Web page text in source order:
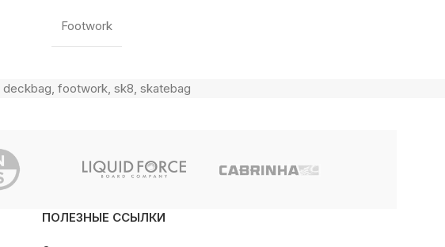
Footwork
deckbag, footwork, sk8, skatebag
ПОЛЕЗНЫЕ ССЫЛКИ